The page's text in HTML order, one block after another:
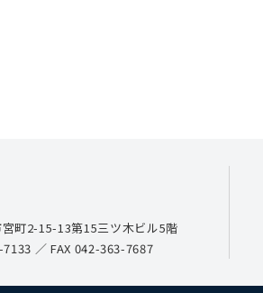
町2-15-13第15三ツ木ビル5階
／ FAX 042-363-7687